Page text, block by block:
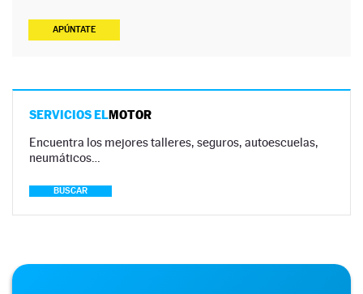
APÚNTATE
SERVICIOS ELMOTOR
Encuentra los mejores talleres, seguros, autoescuelas,
neumáticos…
BUSCAR